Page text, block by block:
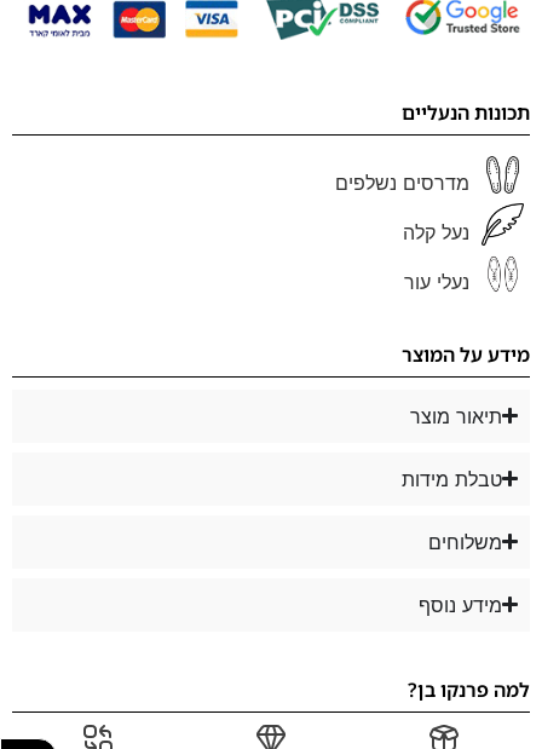
תכונות הנעליים
מדרסים נשלפים
נעל קלה
נעלי עור
מידע על המוצר
תיאור מוצר
טבלת מידות
משלוחים
מידע נוסף
למה פרנקו בן?